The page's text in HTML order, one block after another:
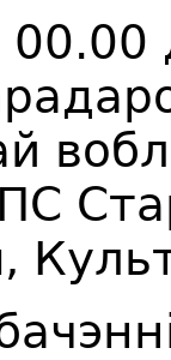
00.00